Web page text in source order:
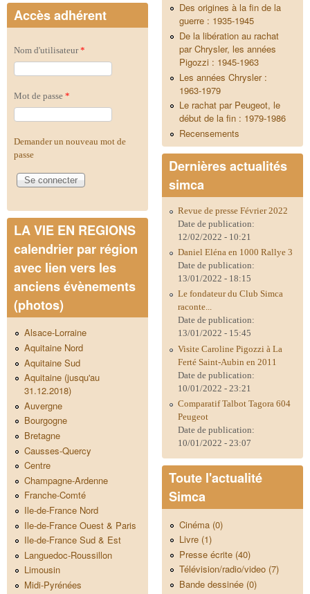
Accès adhérent
Nom d'utilisateur*
Mot de passe *
Demander un nouveau mot de
passe
LA VIE EN REGIONS
calendrier par région
avec lien vers les
anciens évènements
(photos)
Alsace-Lorraine
Aquitaine Nord
Aquitaine Sud
Aquitaine (jusqu'au
31.12.2018)
Auvergne
Bourgogne
Bretagne
Causses-Quercy
Centre
Champagne-Ardenne
Franche-Comté
Ile-de-France Nord
Ile-de-France Ouest & Paris
Ile-de-France Sud & Est
Languedoc-Roussillon
Limousin
Midi-Pyrénées
Des origines à la fin de la
guerre : 1935-1945
De la libération au rachat
par Chrysler, les années
Pigozzi : 1945-1963
Les années Chrysler :
1963-1979
Le rachat par Peugeot, le
début de la fin : 1979-1986
Recensements
Dernières actualités
simca
Revue de presse Février 2022
Date de publication:
12/02/2022 - 10:21
Daniel Eléna en 1000 Rallye 3
Date de publication:
13/01/2022 - 18:15
Le fondateur du Club Simca
raconte...
Date de publication:
13/01/2022 - 15:45
Visite Caroline Pigozzi à La
Ferté Saint-Aubin en 2011
Date de publication:
10/01/2022 - 23:21
Comparatif Talbot Tagora 604
Peugeot
Date de publication:
10/01/2022 - 23:07
Toute l'actualité
Simca
Cinéma (0)
Livre (1)
Presse écrite (40)
Télévision/radio/video (7)
Bande dessinée (0)